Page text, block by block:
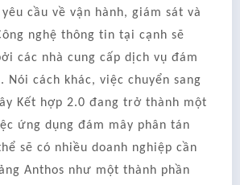
cầu về vận hành, giám sát và
nghệ thông tin tại cạnh sẽ
các nhà cung cấp dịch vụ đám
Nói cách khác, việc chuyển sang
Kết hợp 2.0 đang trở thành một
ứng dụng đám mây phân tán
sẽ có nhiều doanh nghiệp cần
Anthos như một thành phần